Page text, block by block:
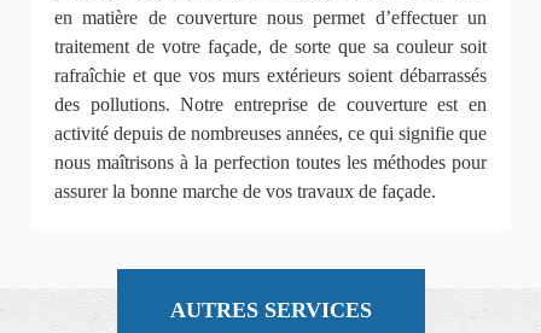
en matière de couverture nous permet d’effectuer un
traitement de votre façade, de sorte que sa couleur soit
rafraîchie et que vos murs extérieurs soient débarrassés
des pollutions. Notre entreprise de couverture est en
activité depuis de nombreuses années, ce qui signifie que
nous maîtrisons à la perfection toutes les méthodes pour
assurer la bonne marche de vos travaux de façade.
AUTRES SERVICES